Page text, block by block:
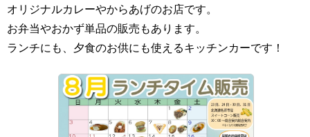
オリジナルカレーやからあげのお店です。
お弁当やおかず単品の販売もあります。
ランチにも、夕食のお供にも使えるキッチンカーです！